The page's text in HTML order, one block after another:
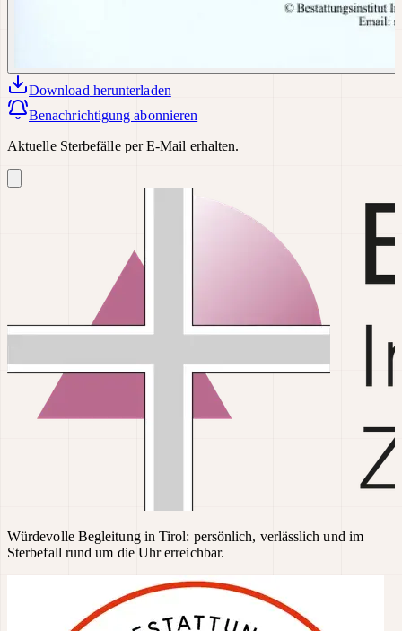
Download herunterladen
Benachrichtigung abonnieren
Aktuelle Sterbefälle per E-Mail erhalten.
Würdevolle Begleitung in Tirol: persönlich, verlässlich und im
Sterbefall rund um die Uhr erreichbar.